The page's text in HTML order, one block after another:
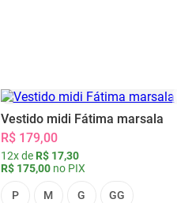
Vestido midi Fátima marsala
R$ 179,00
12x de R$ 17,30
R$ 175,00no PIX
P M G GG